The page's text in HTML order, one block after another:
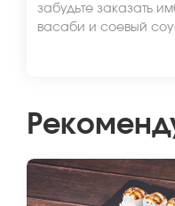
забудьте заказать
васаби и соевый